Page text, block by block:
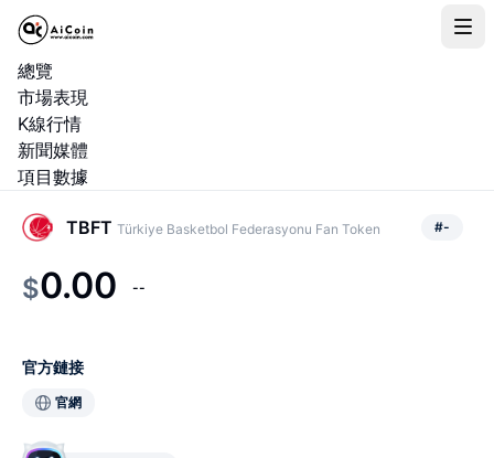
總覽
市場表現
K線行情
新聞媒體
項目數據
TBFT Türkiye Basketbol Federasyonu Fan Token #-
$0.00 --
官方鏈接
官網